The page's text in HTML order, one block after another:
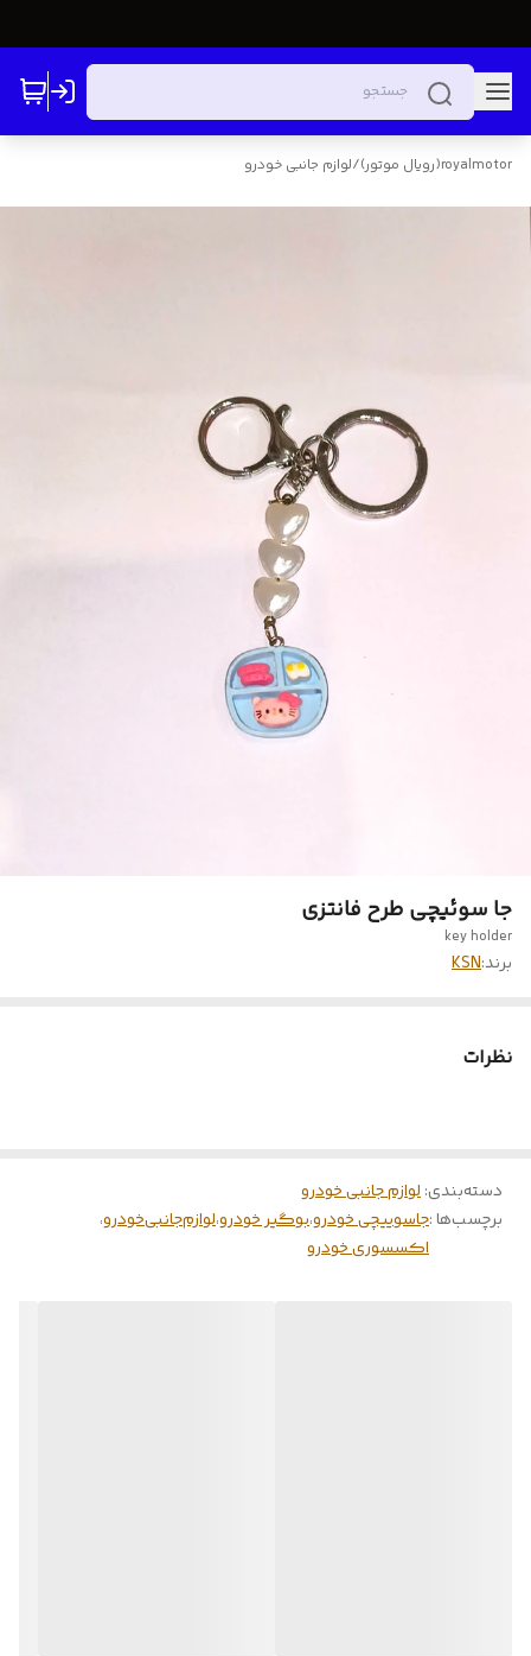
royalmotor(رویال موتور) /لوازم جانبی خودرو
جا سوئیچی طرح فانتزی
key holder
برند:KSN
نظرات
دسته‌بندی:لوازم جانبی خودرو
برچسب‌ها :جاسوییچی خودرو،بوگیر خودرو،لوازم‌جانبی‌خودرو،
اکسسوری خودرو